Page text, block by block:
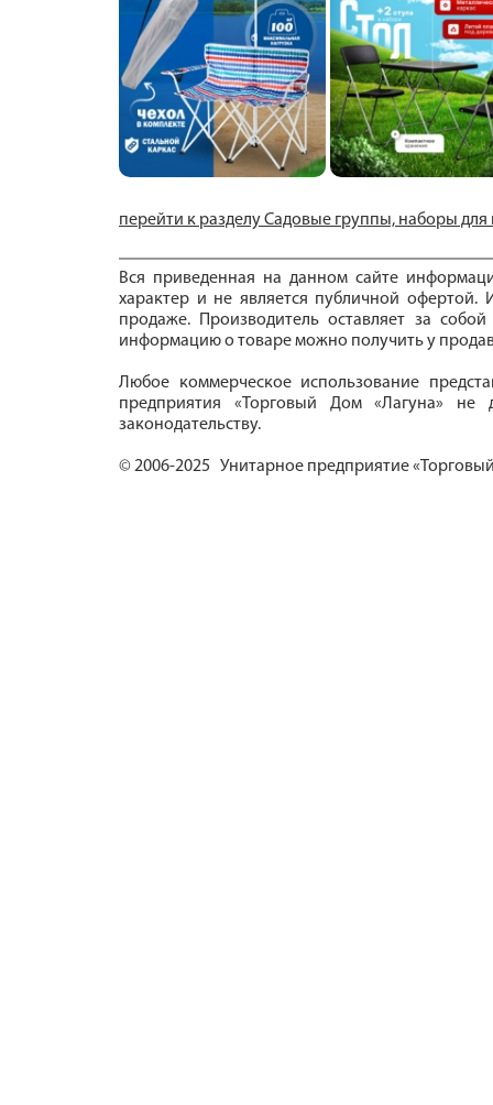
перейти к разделу Садовые группы, наборы для
Вся приведенная на данном сайте
характер и не является публичной офертой.
продаже. Производитель оставляет за
информацию о товаре можно получить у
Любое коммерческое использование
предприятия «Торговый Дом «Лагуна» не
законодательству.
© 2006-2025 Унитарное предприятие